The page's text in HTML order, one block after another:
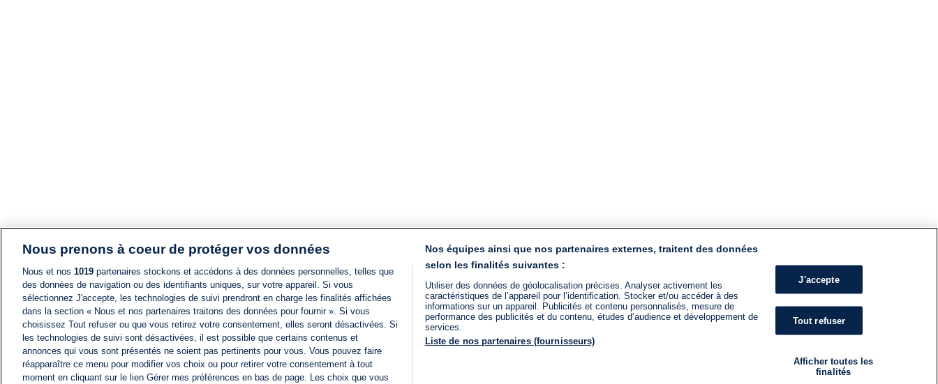
Nous prenons à coeur de protéger vos données
Nous et nos 1019 partenaires stockons et accédons à des données personnelles, telles que
des données de navigation ou des identifiants uniques, sur votre appareil. Si vous
sélectionnez J'accepte, les technologies de suivi prendront en charge les finalités affichées
dans la section « Nous et nos partenaires traitons des données pour fournir ». Si vous
choisissez Tout refuser ou que vous retirez votre consentement, elles seront désactivées. Si
les technologies de suivi sont désactivées, il est possible que certains contenus et
annonces qui vous sont présentés ne soient pas pertinents pour vous. Vous pouvez faire
réapparaître ce menu pour modifier vos choix ou pour retirer votre consentement à tout
moment en cliquant sur le lien Gérer mes préférences en bas de page. Les choix que vous
Nos équipes ainsi que nos partenaires externes, traitent des données
selon les finalités suivantes :
Utiliser des données de géolocalisation précises. Analyser activement les
caractéristiques de l’appareil pour l’identification. Stocker et/ou accéder à des
informations sur un appareil. Publicités et contenu personnalisés, mesure de
performance des publicités et du contenu, études d’audience et développement de
services.
Liste de nos partenaires (fournisseurs)
J'accepte
Tout refuser
Afficher toutes les
finalités